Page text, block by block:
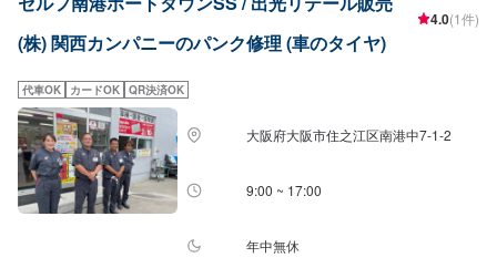
(株) 関西カンパニーのパンク修理 (車のタイヤ)
4.0(1件)
代車OK カードOK QR決済OK
大阪府大阪市住之江区南港中7-1-2
9:00 ~ 17:00
年中無休